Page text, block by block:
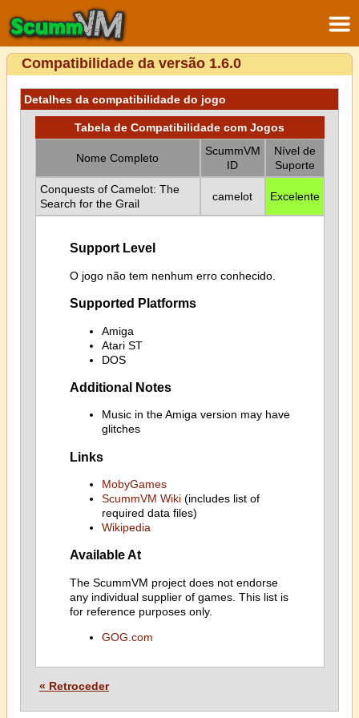
Compatibilidade da versão 1.6.0
Detalhes da compatibilidade do jogo
Tabela de Compatibilidade com Jogos
Nome Completo
ScummVM
ID
Nível de
Suporte
Conquests of Camelot: The
Search for the Grail
camelot Excelente
Support Level
O jogo não tem nenhum erro conhecido.
Supported Platforms
Amiga
Atari ST
DOS
Additional Notes
Music in the Amiga version may have
glitches
Links
MobyGames
ScummVM Wiki(includes list of
required data files)
Wikipedia
Available At
The ScummVM project does not endorse
any individual supplier of games. This list is
for reference purposes only.
GOG.com
« Retroceder